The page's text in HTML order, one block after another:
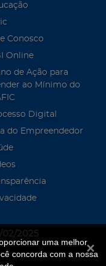
uma melhor
concorda com a nossa
Conosco
Online
de Ação para
ao Mínimo do
Digital
do Empreendedor
02/2025